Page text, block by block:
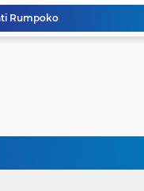
50 Persen Keterlibatan Gen Z